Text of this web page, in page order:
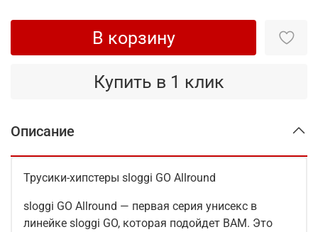
В корзину
Купить в 1 клик
Описание
Трусики-хипстеры sloggi GO Allround
sloggi GO Allround — первая серия унисекс в
линейке sloggi GO, которая подойдет ВАМ. Это